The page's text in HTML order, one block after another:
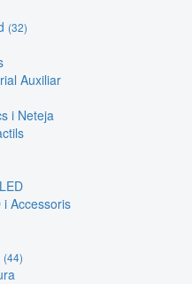
(32)
Auxiliar
i Neteja
Accessoris
(44)